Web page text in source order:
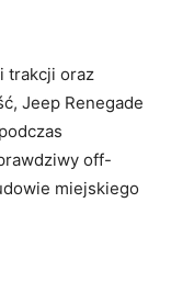
trakcji oraz
Jeep⁤ Renegade
off-
miejskiego⁢